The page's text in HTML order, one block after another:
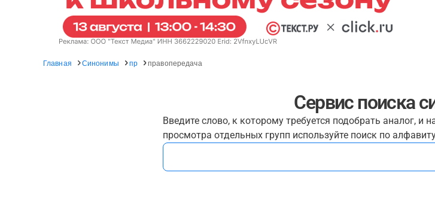
Главная Синонимы пр правопередача
Сервис поиска
Введите слово, к которому требуется подобрать аналог,
просмотра отдельных групп используйте поиск по